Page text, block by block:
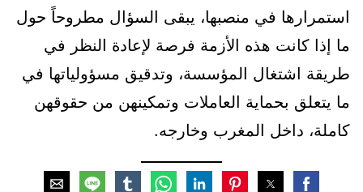
استمرارها في منصبها، يبقى السؤال مطروحاً حول
ما إذا كانت هذه الأزمة فرصة لإعادة النظر في
طريقة اشتغال المؤسسة، وتدقيق مسؤولياتها في
ما يتعلق بحماية العاملات وتمكينهن من حقوقهن
كاملة، داخل المغرب وخارجه.